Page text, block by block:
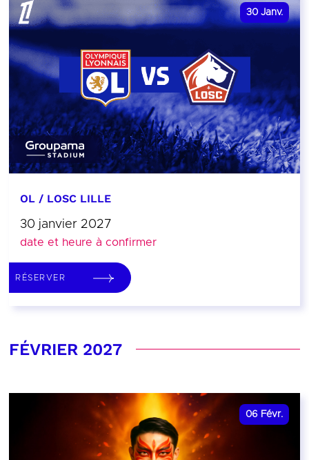
30 Janv.
OL / LOSC LILLE
30 janvier 2027
date et heure à confirmer
RÉSERVER
FÉVRIER 2027
06 Févr.